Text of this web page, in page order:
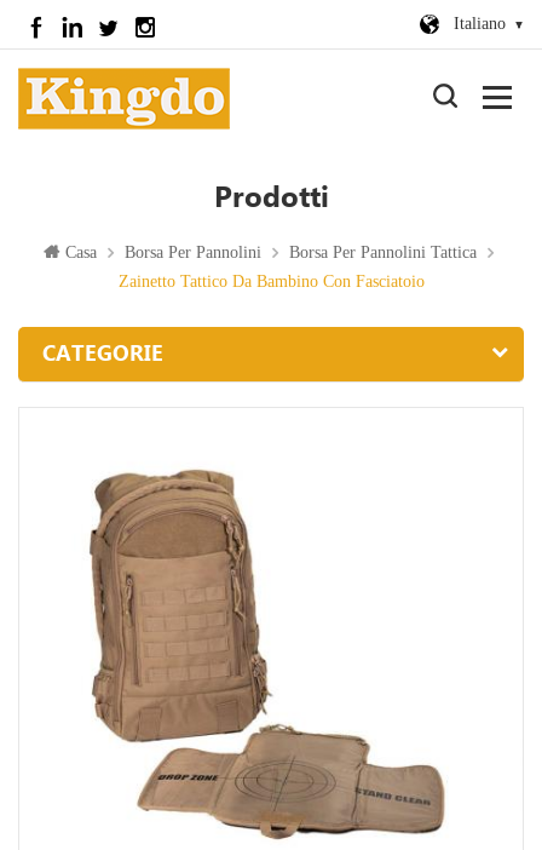
Italiano
Prodotti
Casa Borsa Per Pannolini
Borsa Per Pannolini Tattica
Zainetto Tattico Da Bambino Con Fasciatoio
CATEGORIE